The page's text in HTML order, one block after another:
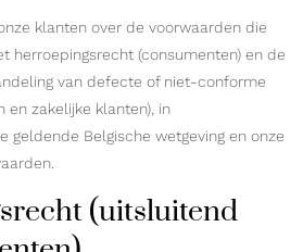
klanten over de voorwaarden die
herroepingsrecht (consumenten) en de
van defecte of niet-conforme
en zakelijke klanten), in
geldende Belgische wetgeving en onze
(uitsluitend